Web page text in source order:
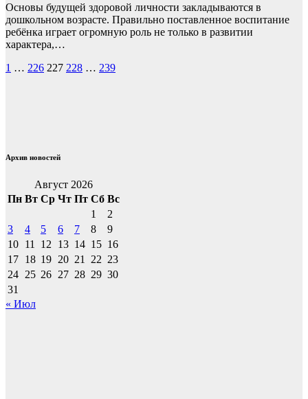
Основы будущей здоровой личности закладываются в
дошкольном возрасте. Правильно поставленное воспитание
ребёнка играет огромную роль не только в развитии
характера,…
Пагинация
1 … 226 227 228 … 239
Архив новостей
Август 2026
Пн Вт Ср Чт Пт Сб Вс
1
2
3
4 5 6 7 8
9
10 11 12 13 14 15 16
17 18 19 20 21 22 23
24 25 26 27 28 29 30
31
« Июл